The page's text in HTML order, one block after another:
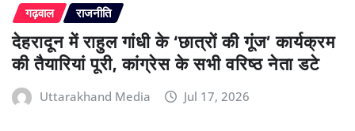
गढ़वाल राजनीति
देहरादून में राहुल गांधी के ‘छात्रों की गूंज’ कार्यक्रम
की तैयारियां पूरी, कांग्रेस के सभी वरिष्ठ नेता डटे
Uttarakhand Media Jul 17, 2026